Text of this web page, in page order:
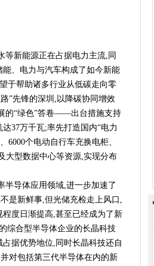
动高端装备（无人机）专场成功举办
研发行业科技创新优秀发明成果” 评审专家名
！
焦点
推介系列活动 高端医疗器械专场成功举办
推介系列活动节能环保专场成功举办
交易大会 新技术新产品首发推介系列
技术新产品首发
等新能源正在占据电力主流,同
、电力与汽车构成了如今新能
于帮助诸多行业从低碳走向零
”先锋的深圳,以降碳协同增效
的“绿色”答卷——出台措施支持
37万千瓦;率先打造国内“电力
6000个电动自行车充换电柜、
大型数据中心等资源,实现分布
半导体应用领域,进一步加速了
是新鲜事,但光储充检走上风口,
度日渐提高,甚至已经成为了新
综合型半导体企业的长晶科技
据优势地位,同时长晶科技还自
对包括第三代半导体在内的新